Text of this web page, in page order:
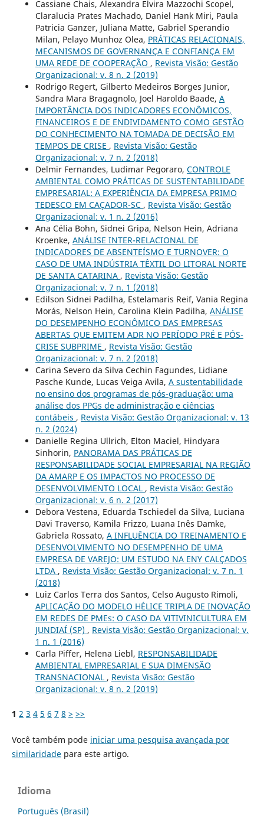
Cassiane Chais, Alexandra Elvira Mazzochi Scopel,
Claralucia Prates Machado, Daniel Hank Miri, Paula
Patricia Ganzer, Juliana Matte, Gabriel Sperandio
Milan, Pelayo Munhoz Olea, PRÁTICAS RELACIONAIS,
MECANISMOS DE GOVERNANÇA E CONFIANÇA EM
UMA REDE DE COOPERAÇÃO , Revista Visão: Gestão
Organizacional: v. 8 n. 2 (2019)
Rodrigo Regert, Gilberto Medeiros Borges Junior,
Sandra Mara Bragagnolo, Joel Haroldo Baade, A
IMPORTÂNCIA DOS INDICADORES ECONÔMICOS,
FINANCEIROS E DE ENDIVIDAMENTO COMO GESTÃO
DO CONHECIMENTO NA TOMADA DE DECISÃO EM
TEMPOS DE CRISE , Revista Visão: Gestão
Organizacional: v. 7 n. 2 (2018)
Delmir Fernandes, Ludimar Pegoraro, CONTROLE
AMBIENTAL COMO PRÁTICAS DE SUSTENTABILIDADE
EMPRESARIAL: A EXPERIÊNCIA DA EMPRESA PRIMO
TEDESCO EM CAÇADOR-SC , Revista Visão: Gestão
Organizacional: v. 1 n. 2 (2016)
Ana Célia Bohn, Sidnei Gripa, Nelson Hein, Adriana
Kroenke, ANÁLISE INTER-RELACIONAL DE
INDICADORES DE ABSENTEÍSMO E TURNOVER: O
CASO DE UMA INDÚSTRIA TÊXTIL DO LITORAL NORTE
DE SANTA CATARINA , Revista Visão: Gestão
Organizacional: v. 7 n. 1 (2018)
Edilson Sidnei Padilha, Estelamaris Reif, Vania Regina
Morás, Nelson Hein, Carolina Klein Padilha, ANÁLISE
DO DESEMPENHO ECONÔMICO DAS EMPRESAS
ABERTAS QUE EMITEM ADR NO PERÍODO PRÉ E PÓS-
CRISE SUBPRIME , Revista Visão: Gestão
Organizacional: v. 7 n. 2 (2018)
Carina Severo da Silva Cechin Fagundes, Lidiane
Pasche Kunde, Lucas Veiga Avila, A sustentabilidade
no ensino dos programas de pós-graduação: uma
análise dos PPGs de administração e ciências
contábeis , Revista Visão: Gestão Organizacional: v. 13
n. 2 (2024)
Danielle Regina Ullrich, Elton Maciel, Hindyara
Sinhorin, PANORAMA DAS PRÁTICAS DE
RESPONSABILIDADE SOCIAL EMPRESARIAL NA REGIÃO
DA AMARP E OS IMPACTOS NO PROCESSO DE
DESENVOLVIMENTO LOCAL , Revista Visão: Gestão
Organizacional: v. 6 n. 2 (2017)
Debora Vestena, Eduarda Tschiedel da Silva, Luciana
Davi Traverso, Kamila Frizzo, Luana Inês Damke,
Gabriela Rossato, A INFLUÊNCIA DO TREINAMENTO E
DESENVOLVIMENTO NO DESEMPENHO DE UMA
EMPRESA DE VAREJO: UM ESTUDO NA ENY CALÇADOS
LTDA , Revista Visão: Gestão Organizacional: v. 7 n. 1
(2018)
Luiz Carlos Terra dos Santos, Celso Augusto Rimoli,
APLICAÇÃO DO MODELO HÉLICE TRIPLA DE INOVAÇÃO
EM REDES DE PMEs: O CASO DA VITIVINICULTURA EM
JUNDIAÍ (SP) , Revista Visão: Gestão Organizacional: v.
1 n. 1 (2016)
Carla Piffer, Helena Liebl, RESPONSABILIDADE
AMBIENTAL EMPRESARIAL E SUA DIMENSÃO
TRANSNACIONAL , Revista Visão: Gestão
Organizacional: v. 8 n. 2 (2019)
1 2 3 4 5 6 7 8 > >>
Você também pode iniciar uma pesquisa avançada por
similaridadepara este artigo.
Idioma
Português (Brasil)